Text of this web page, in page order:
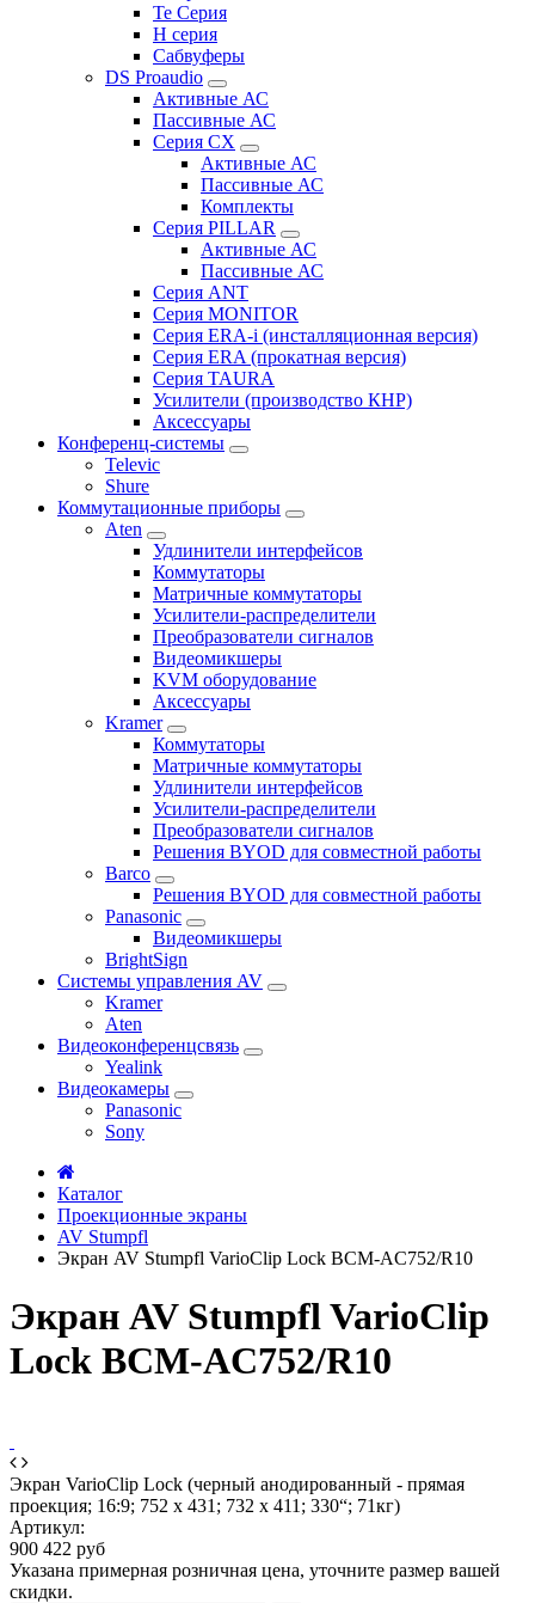
Te Серия
H серия
Сабвуферы
DS Proaudio
Активные АС
Пассивные АС
Серия CX
Активные АС
Пассивные АС
Комплекты
Серия PILLAR
Активные АС
Пассивные АС
Серия ANT
Серия MONITOR
Серия ERA-i (инсталляционная версия)
Серия ERA (прокатная версия)
Серия TAURA
Усилители (производство КНР)
Аксессуары
Конференц-системы
Televic
Shure
Коммутационные приборы
Aten
Удлинители интерфейсов
Коммутаторы
Матричные коммутаторы
Усилители-распределители
Преобразователи сигналов
Видеомикшеры
KVM оборудование
Аксессуары
Kramer
Коммутаторы
Матричные коммутаторы
Удлинители интерфейсов
Усилители-распределители
Преобразователи сигналов
Решения BYOD для совместной работы
Barco
Решения BYOD для совместной работы
Panasonic
Видеомикшеры
BrightSign
Системы управления AV
Kramer
Aten
Видеоконференцсвязь
Yealink
Видеокамеры
Panasonic
Sony
Каталог
Проекционные экраны
AV Stumpfl
Экран AV Stumpfl VarioClip Lock BCM-AC752/R10
Экран AV Stumpfl VarioClip
Lock BCM-AC752/R10
Экран VarioClip Lock (черный анодированный - прямая
проекция; 16:9; 752 x 431; 732 x 411; 330“; 71кг)
Артикул:
900 422 руб
Указана примерная розничная цена, уточните размер вашей
скидки.